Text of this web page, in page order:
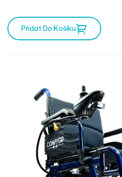
Přidat Do Košíku